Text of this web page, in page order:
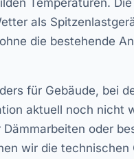
als
die bestehende
für Gebäude, bei
aktuell noch nicht
oder
wir die technischen